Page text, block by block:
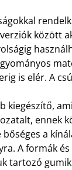
között
is elér. A
kiegészítő,
ennek
bőséges a
A formák
tartozó